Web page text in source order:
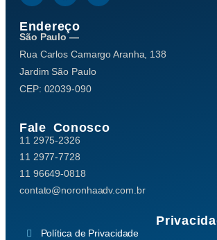
Endereço
São Paulo —
Rua Carlos Camargo Aranha, 138
Jardim São Paulo
CEP: 02039-090
Fale Conosco
11 2975-2326
11 2977-7728
11 96649-0818
contato@noronhaadv.com.br
Política de Privacidade